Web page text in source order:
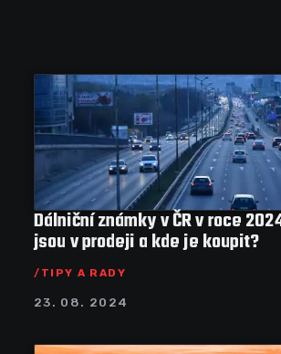
Dálniční známky v ČR v roce
jsou v prodeji a kde je koupit?
TIPY A RADY
23. 08. 2024